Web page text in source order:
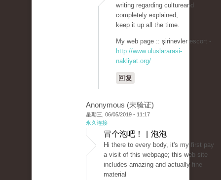
writing regarding cultureand
completely explained,
keep it up all the time.
My web page :: şirinevler escort -
http://www.uluslararasi-
nakliyat.org/
回复
Anonymous (未验证)
星期三, 06/05/2019 - 11:17
永久连接
冒个泡吧！ | 泡泡
Hi there to every body, it's my first pay
a visit of this webpage; this web site
includes amazing and actually fine
material